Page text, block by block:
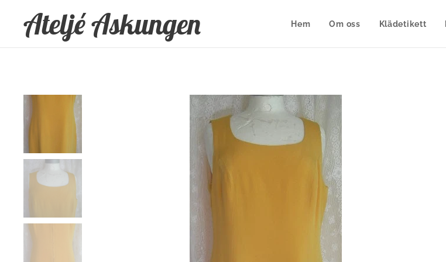
Ateljé Askungen Hem Om oss Klädetikett